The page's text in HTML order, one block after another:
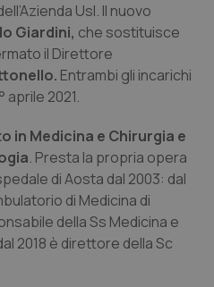
Usl. Il nuovo
Giardini, che sostituisce
il Direttore
Entrambi gli incarichi
aprile 2021.
in Medicina e Chirurgia e
. Presta la propria opera
di Aosta dal 2003: dal
di Medicina di
della Ss Medicina e
2018 è direttore della Sc